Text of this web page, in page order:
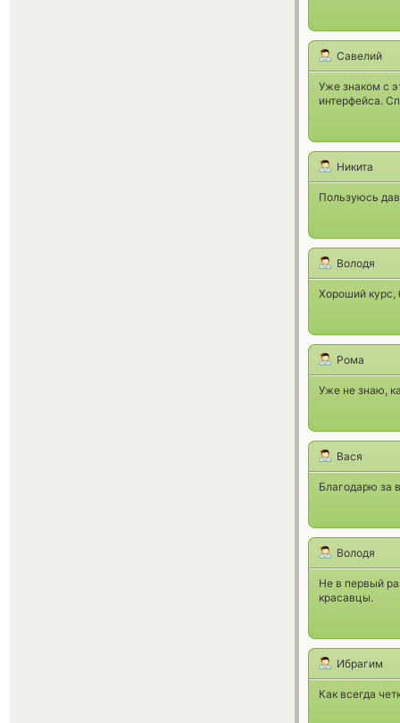
Савелий
Уже знаком с
интерфейса.
Никита
Пользуюсь
Володя
Хороший курс,
Рома
Уже не знаю,
Вася
Благодарю за
Володя
Не в первый
красавцы.
Ибрагим
Как всегда